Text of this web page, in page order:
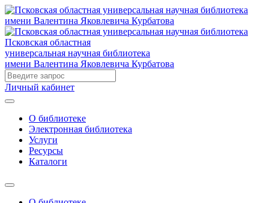
Псковская областная
универсальная научная библиотека
имени Валентина Яковлевича Курбатова
Личный кабинет
О библиотеке
Электронная библиотека
Услуги
Ресурсы
Каталоги